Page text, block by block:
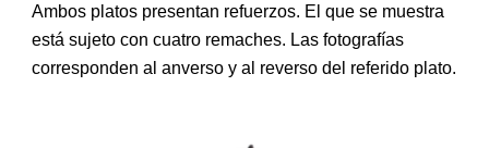
Ambos platos presentan refuerzos. El que se muestra
está sujeto con cuatro remaches. Las fotografías
corresponden al anverso y al reverso del referido plato.